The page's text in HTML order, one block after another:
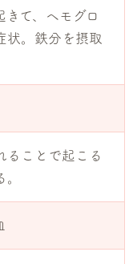
て、ヘモグロ
状。鉄分を摂取
ることで起こる